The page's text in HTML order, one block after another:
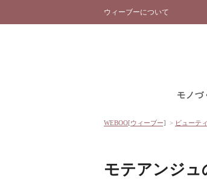
ウィーブーについて
モノづ
WEBOO[ウィーブー] > ビューテ
モテアンジュ